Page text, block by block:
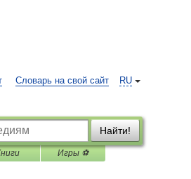
RU
Словарь на свой сайт
Найти!
Игры ⚽